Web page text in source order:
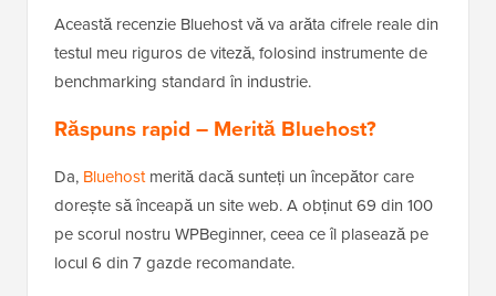
Această recenzie Bluehost vă va arăta cifrele reale din
testul meu riguros de viteză, folosind instrumente de
benchmarking standard în industrie.
Răspuns rapid – Merită Bluehost?
Da, Bluehostmerită dacă sunteți un începător care
dorește să înceapă un site web. A obținut 69 din 100
pe scorul nostru WPBeginner, ceea ce îl plasează pe
locul 6 din 7 gazde recomandate.